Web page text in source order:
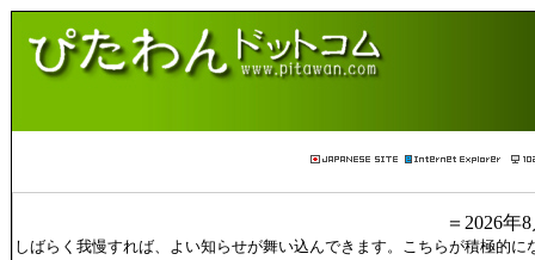
＝2026
しばらく我慢すれば、よい知らせが舞い込んできます。こちらが積極的